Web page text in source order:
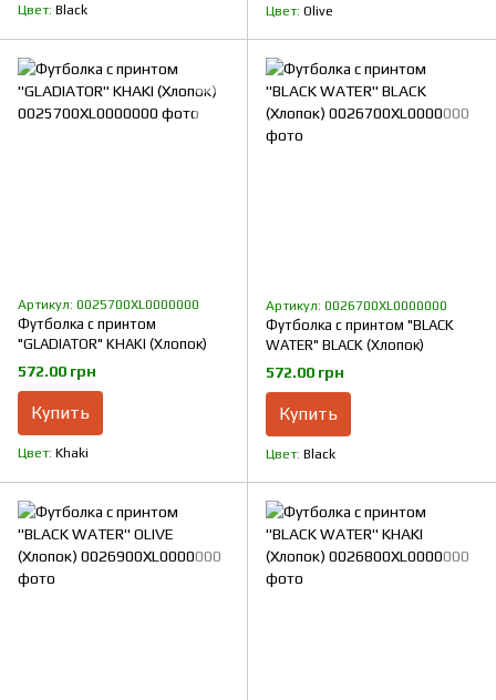
Цвет Black Цвет Olive
Артикул: 0025700XL0000000
Футболка с принтом
"GLADIATOR" KHAKI (Хлопок)
572.00 грн
Купить
Цвет Khaki
Артикул: 0026700XL0000000
Футболка с принтом "BLACK
WATER" BLACK (Хлопок)
572.00 грн
Купить
Цвет Black